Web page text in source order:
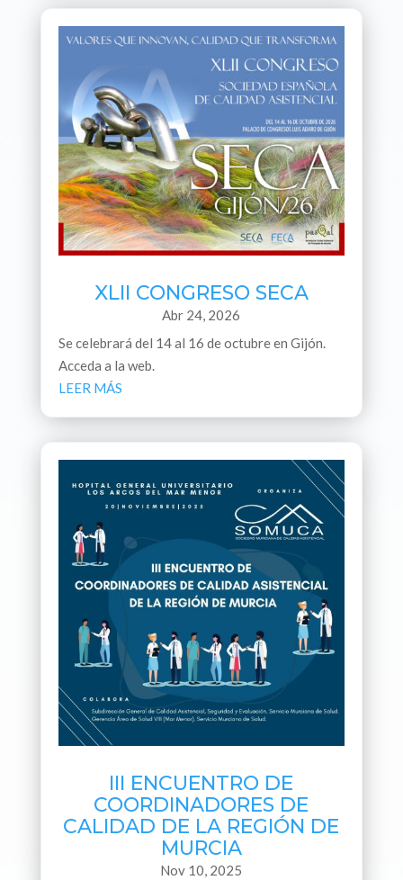
XLII CONGRESO SECA
Abr 24, 2026
Se celebrará del 14 al 16 de octubre en Gijón.
Acceda a la web.
LEER MÁS
III ENCUENTRO DE
COORDINADORES DE
CALIDAD DE LA REGIÓN DE
MURCIA
Nov 10, 2025